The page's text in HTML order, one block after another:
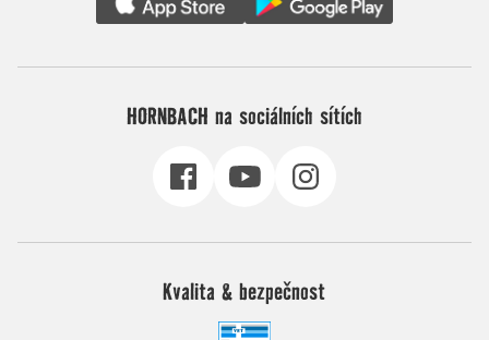
HORNBACH na sociálních sítích
Kvalita & bezpečnost